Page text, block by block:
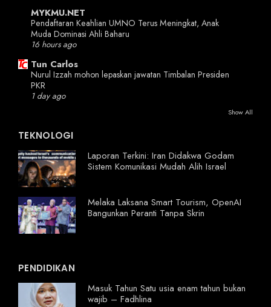
MYKMU.NET
Pendaftaran Keahlian UMNO Terus Meningkat, Anak
Muda Dominasi Ahli Baharu
16 hours ago
Tun Carlos
Nurul Izzah mohon lepaskan jawatan Timbalan Presiden
PKR
1 day ago
Show All
TEKNOLOGI
Laporan Terkini: Iran Didakwa Godam
Sistem Komunikasi Mudah Alih Israel
Melaka Laksana Smart Tourism, OpenAI
Bangunkan Peranti Tanpa Skrin
PENDIDIKAN
Masuk Tahun Satu usia enam tahun bukan
wajib – Fadhlina